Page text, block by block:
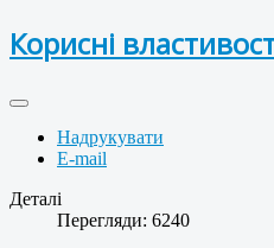
Корисні
Надрукувати
E-mail
Деталі
Перегляди: 6240